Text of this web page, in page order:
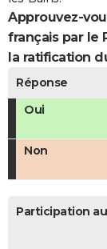
Approuvez-
français par le
la ratification
Réponse
Oui
Non
Participation